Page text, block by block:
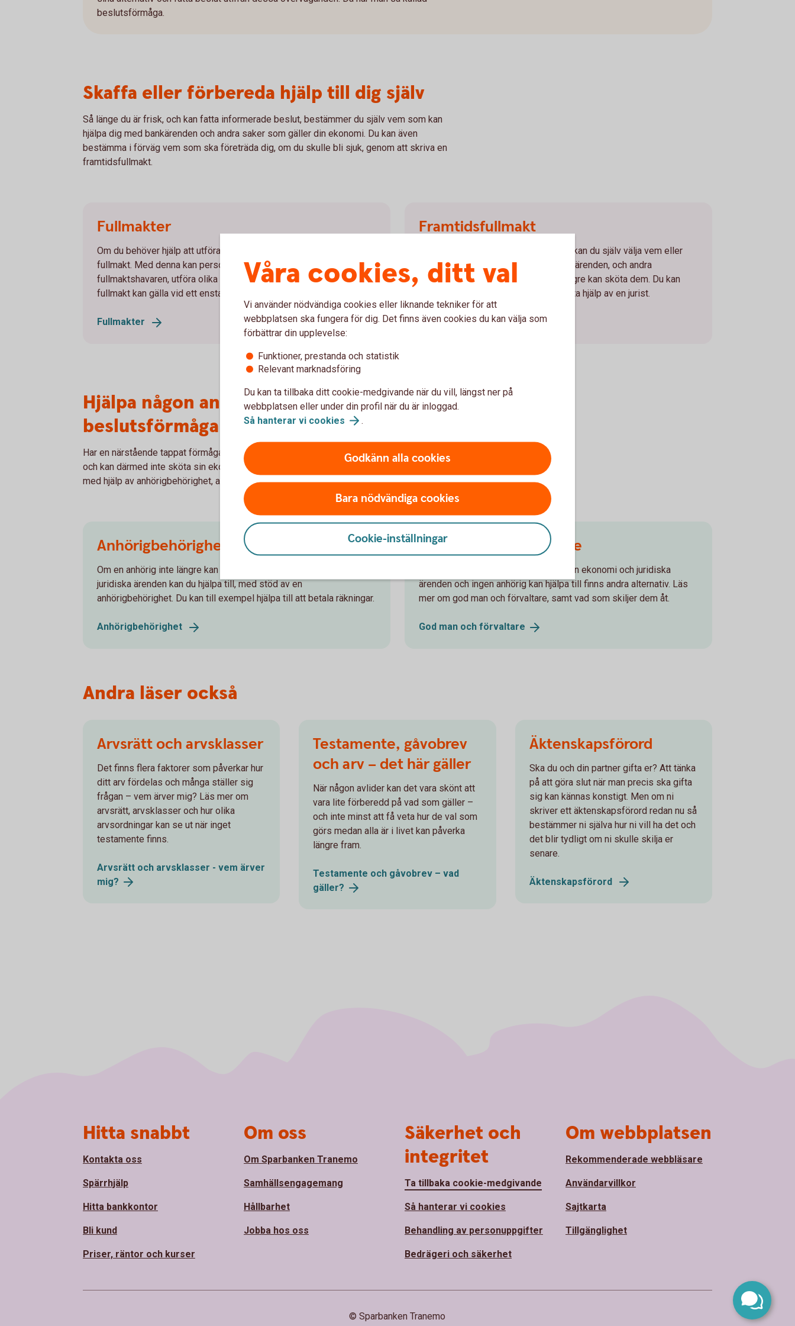
beslutsförmåga.
Skaffa eller förbereda hjälp till dig själv
Så länge du är frisk, och kan fatta informerade beslut, bestämmer du själv vem som kan
hjälpa dig med bankärenden och andra saker som gäller din ekonomi. Du kan även
bestämma i förväg vem som ska företräda dig, om du skulle bli sjuk, genom att skriva en
framtidsfullmakt.
Fullmakter
Om du behöver hjälp att utföra ett bankärende kan du skriva en
fullmakt. Med denna kan personen du gett fullmakten till,
fullmaktshavaren, utföra olika handlingar och fatta beslut åt dig. En
fullmakt kan gälla vid ett enstaka tillfälle eller tillsvidare.
Fullmakter
Framtidsfullmakt
Genom att skriva en framtidsfullmakt kan du själv välja vem eller
vilka som ska få ta hand om dina bankärenden, och andra
ekonomiska intressen, om du inte längre kan sköta dem. Du kan
upprätta fullmakten själv, online, eller ta hjälp av en jurist.
Framtidsfullmakt
Hjälpa någon annan som inte längre har
beslutsförmåga
Har en närstående tappat förmågan att fatta informerade beslut, på grund av sjukdom,
och kan därmed inte sköta sin ekonomi? Då kan personen få hjälp av dig som anhörig,
med hjälp av anhörigbehörighet, alternativt få en god man eller förvaltare utsedd.
Anhörigbehörighet
Om en anhörig inte längre kan sköta sin vardagsekonomi och
juridiska ärenden kan du hjälpa till, med stöd av en
anhörigbehörighet. Du kan till exempel hjälpa till att betala räkningar.
Anhörigbehörighet
God man och förvaltare
Om en person inte längre kan sköta sin ekonomi och juridiska
ärenden och ingen anhörig kan hjälpa till finns andra alternativ. Läs
mer om god man och förvaltare, samt vad som skiljer dem åt.
God man och förvaltare
Andra läser också
Arvsrätt och arvsklasser
Det finns flera faktorer som påverkar hur
ditt arv fördelas och många ställer sig
frågan – vem ärver mig? Läs mer om
arvsrätt, arvsklasser och hur olika
arvsordningar kan se ut när inget
testamente finns.
Arvsrätt och arvsklasser - vem ärver
mig?
Testamente, gåvobrev
och arv – det här gäller
När någon avlider kan det vara skönt att
vara lite förberedd på vad som gäller –
och inte minst att få veta hur de val som
görs medan alla är i livet kan påverka
längre fram.
Testamente och gåvobrev – vad
gäller?
Äktenskapsförord
Ska du och din partner gifta er? Att tänka
på att göra slut när man precis ska gifta
sig kan kännas konstigt. Men om ni
skriver ett äktenskapsförord redan nu så
bestämmer ni själva hur ni vill ha det och
det blir tydligt om ni skulle skilja er
senare.
Äktenskapsförord
Våra cookies, ditt val
Vi använder nödvändiga cookies eller liknande tekniker för att
webbplatsen ska fungera för dig. Det finns även cookies du kan välja som
förbättrar din upplevelse:
Funktioner, prestanda och statistik
Relevant marknadsföring
Du kan ta tillbaka ditt cookie-medgivande när du vill, längst ner på
webbplatsen eller under din profil när du är inloggad.
Så hanterar vi cookies .
Godkänn alla cookies
Bara nödvändiga cookies
Cookie-inställningar
Hitta snabbt
Kontakta oss
Spärrhjälp
Hitta bankkontor
Bli kund
Priser, räntor och kurser
Om oss
Om Sparbanken Tranemo
Samhällsengagemang
Hållbarhet
Jobba hos oss
Säkerhet och
integritet
Ta tillbaka cookie-medgivande
Så hanterar vi cookies
Behandling av personuppgifter
Bedrägeri och säkerhet
Om webbplatsen
Rekommenderade webbläsare
Användarvillkor
Sajtkarta
Tillgänglighet
© Sparbanken Tranemo